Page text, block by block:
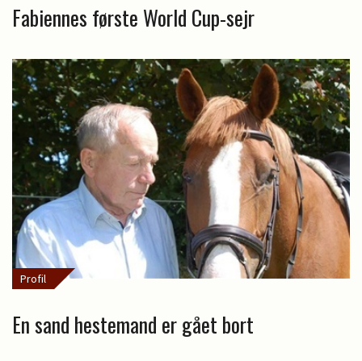
Fabiennes første World Cup-sejr
Profil
En sand hestemand er gået bort